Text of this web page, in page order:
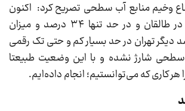
وخیم منابع آب سطحی تصریح کرد: اکنون
بیشترین حجم آب در طالقان و در حد تنها ۳۴ درصد و میزان
آب در ۴ سد دیگر تهران در حد بسیار کم و حتی تک رقمی
سطحی شارژ نشده و با این وضعیت طبیعتا
هر کاری که می‌توانستیم؛ انجام داده‌ایم.